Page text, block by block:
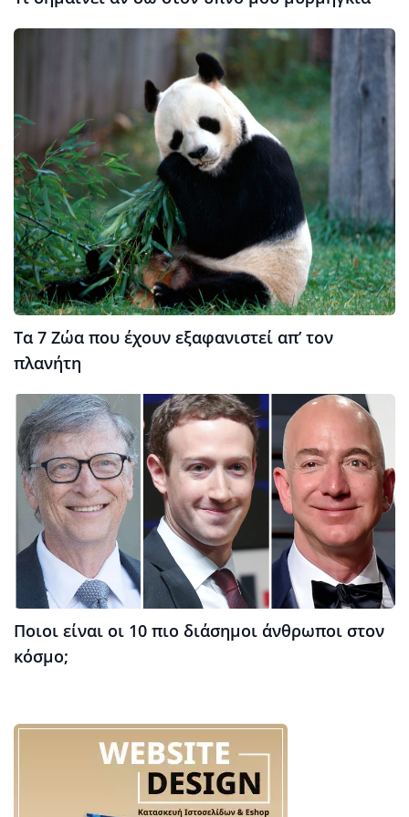
Τα 7 Ζώα που έχουν εξαφανιστεί απ’ τον
πλανήτη
Ποιοι είναι οι 10 πιο διάσημοι άνθρωποι στον
κόσμο;